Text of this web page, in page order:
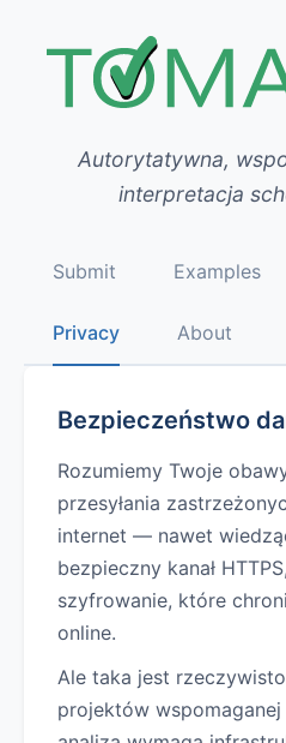
Autorytatywna,
interpretacja
Submit Examples
Privacy About
Bezpieczeństwo
Rozumiemy Twoje
przesyłania
internet — nawet
bezpieczny kanał
szyfrowanie, które
online.
Ale taka jest
projektów wspomaganej